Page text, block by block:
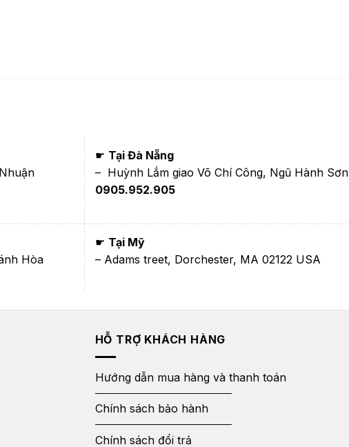
☛ Tại Đà Nẵng
– Huỳnh Lắm giao Võ Chí Công, Ngũ Hành Sơn
0905.952.905
Hòa
☛ Tại Mỹ
– Adams treet, Dorchester, MA 02122 USA
HỖ TRỢ KHÁCH HÀNG
Hướng dẫn mua hàng và thanh toán
Chính sách bảo hành
Chính sách đổi trả